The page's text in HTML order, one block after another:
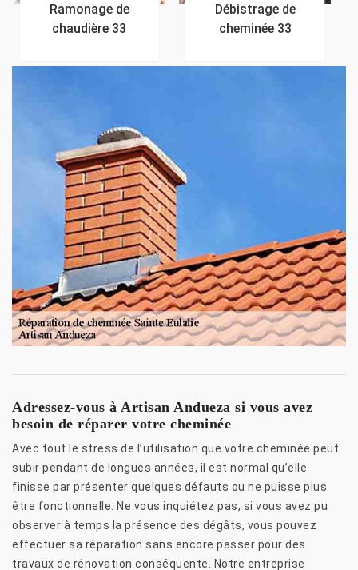
Ramonage de
chaudière 33
Débistrage de
cheminée 33
Adressez-vous à Artisan Andueza si vous avez
besoin de réparer votre cheminée
Avec tout le stress de l’utilisation que votre cheminée peut
subir pendant de longues années, il est normal qu’elle
finisse par présenter quelques défauts ou ne puisse plus
être fonctionnelle. Ne vous inquiétez pas, si vous avez pu
observer à temps la présence des dégâts, vous pouvez
effectuer sa réparation sans encore passer pour des
travaux de rénovation conséquente. Notre entreprise